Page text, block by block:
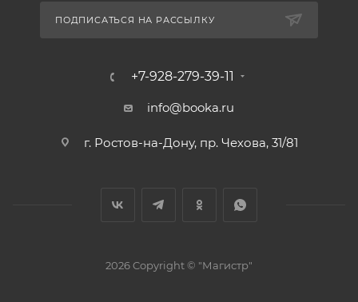
ПОДПИСАТЬСЯ НА РАССЫЛКУ
+7-928-279-39-11
info@booka.ru
г. Ростов-на-Дону, пр. Чехова, 31/81
2026 Copyright © "Магистр"